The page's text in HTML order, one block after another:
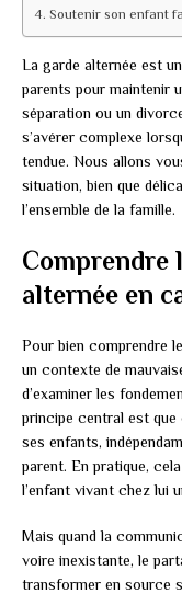
Soutenir son enfant
La garde alternée est
parents pour maintenir
séparation ou un
s’avérer complexe
tendue. Nous allons
situation, bien que
l’ensemble de la famille.
Comprendre
alternée en
Pour bien comprendre
un contexte de
d’examiner les
principe central est que
ses enfants,
parent. En pratique,
l’enfant vivant chez lui
Mais quand la
voire inexistante, le
transformer en source